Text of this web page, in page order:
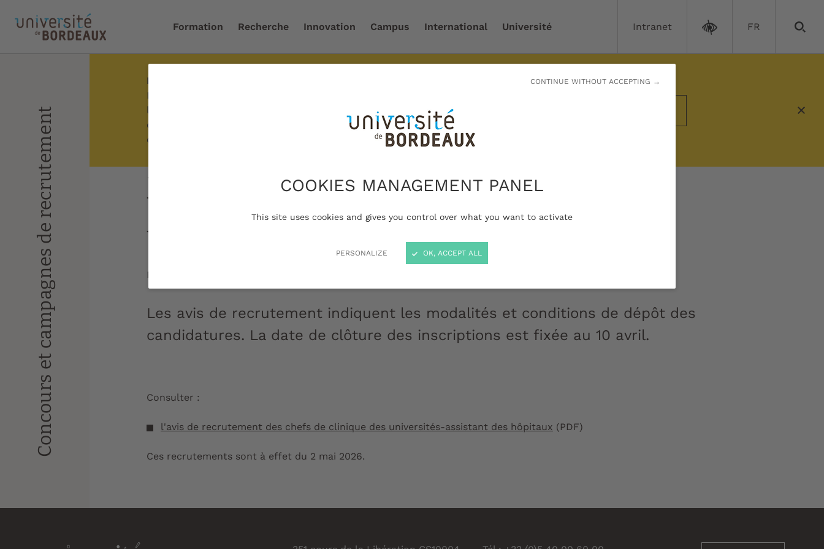
COOKIES MANAGEMENT PANEL
This site uses cookies and gives you control over what you want to activate
PERSONALIZE
CONTINUE WITHOUT ACCEPTING →
OK, ACCEPT ALL
Formation Recherche Innovation Campus International Université Intranet FR
Concours et campagnes de recrutement
Droits d'inscription 2026-2027
Le gouvernement a modifié les modalités d’application des droits d’inscription pour
les étudiants extra-communautaires. En fonction de votre situation, des droits
d'inscription différenciés peuvent s'appliquer. Des exonérations sont possibles sous
certaines conditions.
Accueil Personnels hospitalo-universitaires / Recrutement d'assistants hospitaliers
universitaires et de chefs de clinique des universités-assistant des hôpitaux
Recrutement d'assistants hospitaliers
universitaires et de chefs de clinique des
universités-assistant des hôpitaux
Mise à jour le :
Les avis de recrutement indiquent les modalités et conditions de dépôt des
candidatures. La date de clôture des inscriptions est fixée au 10 avril.
Consulter :
l'avis de recrutement des chefs de clinique des universités-assistant des hôpitaux (PDF)
Ces recrutements sont à effet du 2 mai 2026.